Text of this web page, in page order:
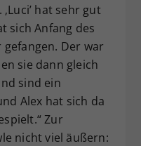
hat sehr gut
sich Anfang des
Der war
sie dann gleich
sind ein
Alex hat sich da
Zur
nicht viel äußern: